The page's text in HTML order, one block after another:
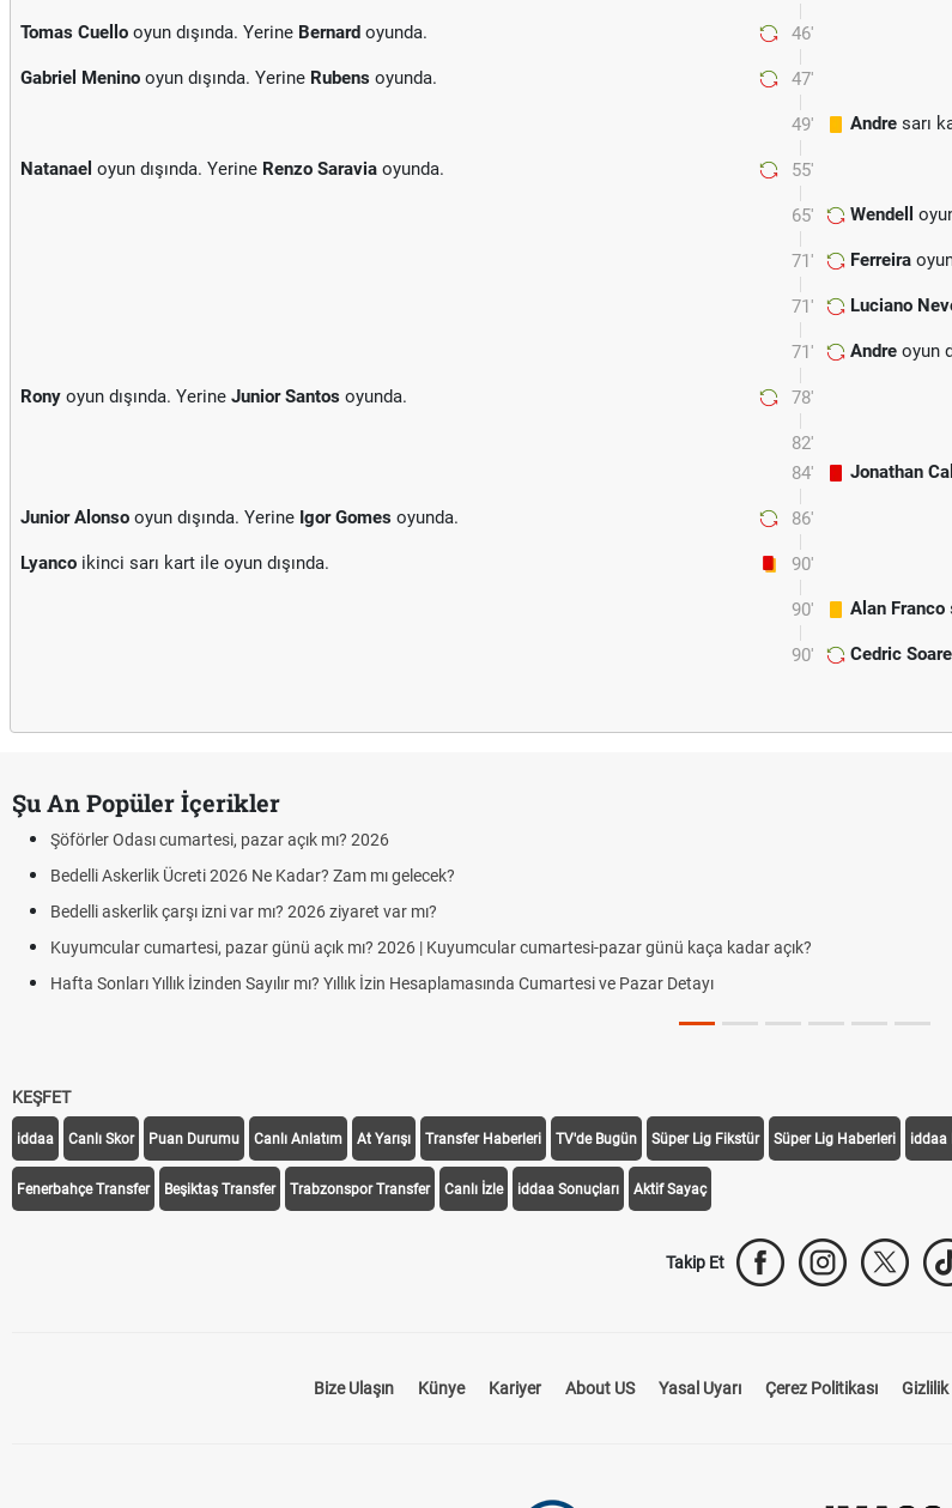
46'
Tomas Cuello oyun dışında. Yerine Bernard oyunda.
47'
Gabriel Menino oyun dışında. Yerine Rubens oyunda.
49' Andre sarı
55'
Natanael oyun dışında. Yerine Renzo Saravia oyunda.
65' Wendell
71' Ferreira
71' Luciano
71' Andre oyun
78'
Rony oyun dışında. Yerine Junior Santos oyunda.
82'
84'
Jonathan
86'
Junior Alonso oyun dışında. Yerine Igor Gomes oyunda.
90'
Lyanco ikinci sarı kart ile oyun dışında.
90' Alan Franco
90' Cedric
Şu An Popüler İçerikler
Şöförler Odası cumartesi, pazar açık mı? 2026
Bedelli Askerlik Ücreti 2026 Ne Kadar? Zam mı gelecek?
Bedelli askerlik çarşı izni var mı? 2026 ziyaret var mı?
Kuyumcular cumartesi, pazar günü açık mı? 2026 | Kuyumcular cumartesi-pazar günü kaça kadar açık?
Hafta Sonları Yıllık İzinden Sayılır mı? Yıllık İzin Hesaplamasında Cumartesi ve Pazar Detayı
KEŞFET
iddaa Canlı Skor Puan Durumu Canlı Anlatım At Yarışı Transfer Haberleri TV'de Bugün Süper Lig Fikstür Süper Lig Haberleri iddaa
Fenerbahçe Transfer Beşiktaş Transfer Trabzonspor Transfer Canlı İzle iddaa Sonuçları Aktif Sayaç
Takip Et
Bize Ulaşın Künye Kariyer About US Yasal Uyarı Çerez Politikası Gizlilik